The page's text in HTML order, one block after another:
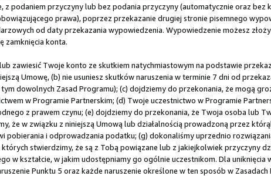
z podaniem przyczyny lub bez podania przyczyny (automatycznie oraz bez
prawa), poprzez przekazanie drugiej stronie pisemnego
od daty przekazania wypowiedzenia. Wypowiedzenie możesz
zamknięcia konta.
zawiesić Twoje konto ze skutkiem natychmiastowym na podstawie
Umowę, (b) nie usuniesz skutków naruszenia w terminie 7 dni od
dowolnych Zasad Programu); (c) dojdziemy do przekonania, że mogą
w Programie Partnerskim; (d) Twoje uczestnictwo w Programie
z prawem czynu; (e) dojdziemy do przekonania, że Twoja osoba lub
że w związku z niniejszą Umową lub działalnością prowadzoną przez
i odprowadzania podatku; (g) dokonaliśmy uprzednio
stwierdzimy, że są z Tobą powiązane lub z jakiejkolwiek przyczyny
w kształcie, w jakim udostępniamy go ogólnie uczestnikom. Dla
Punktu 5 oraz każde naruszenie określone w ten sposób w